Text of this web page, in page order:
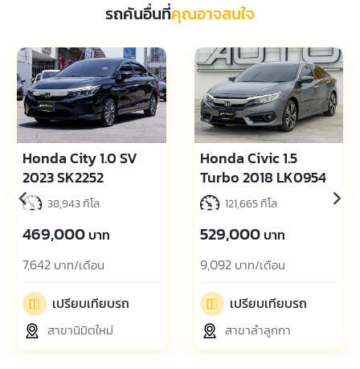
รถคันอื่นที่คุณอาจสนใจ
Honda City 1.0 SV
2023 SK2252
38,943 กิโล
469,000 บาท
7,642 บาท/เดือน
เปรียบเทียบรถ
สาขานิมิตใหม่
Honda Civic 1.5
Turbo 2018 LK0954
121,665 กิโล
529,000 บาท
9,092 บาท/เดือน
เปรียบเทียบรถ
สาขาลำลูกกา